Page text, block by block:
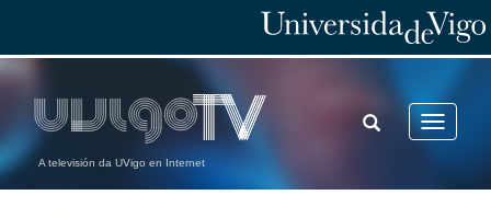
A televisión da UVigo en Internet
Toggle
TOGGLE
SEARCH